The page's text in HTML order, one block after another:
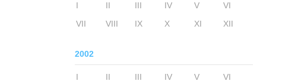
I II III IV V
VI
VII
VIII IX X XI XII
2002
I II III IV V VI